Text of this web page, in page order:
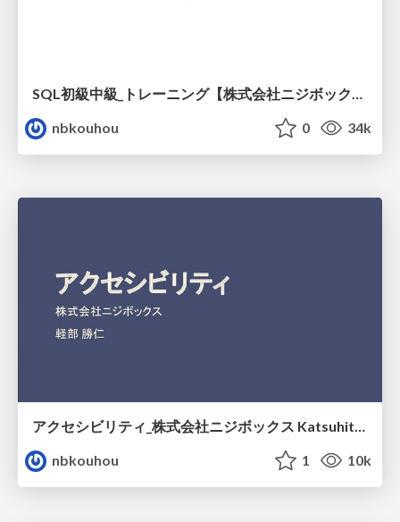
SQL初級中級_トレーニング【株式会社ニジボックス】
nbkouhou
0 34k
アクセシビリティ_株式会社ニジボックス Katsuhito Karube
nbkouhou
1 10k